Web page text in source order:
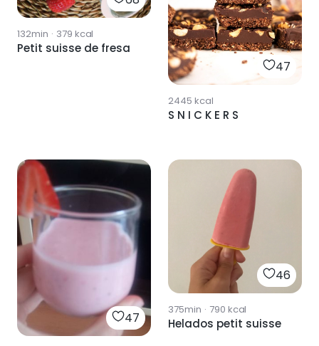
132min · 379 kcal
Petit suisse de fresa
47
2445 kcal
S N I C K E R S
47
46
375min · 790 kcal
Helados petit suisse